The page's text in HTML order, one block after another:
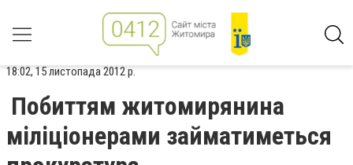
18:02, 15 листопада 2012 р.
Побиттям житомирянина
міліціонерами займатиметься